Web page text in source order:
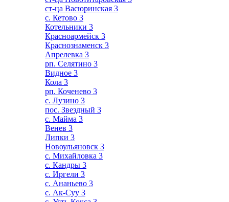
ст-ца Васюринская 3
с. Кетово 3
Котельники 3
Красноармейск 3
Краснознаменск 3
Апрелевка 3
рп. Селятино 3
Видное 3
Кола 3
рп. Коченево 3
с. Лузино 3
пос. Звездный 3
с. Майма 3
Венев 3
Липки 3
Новоульяновск 3
с. Михайловка 3
с. Кандры 3
с. Иргели 3
с. Ананьево 3
с. Ак-Суу 3